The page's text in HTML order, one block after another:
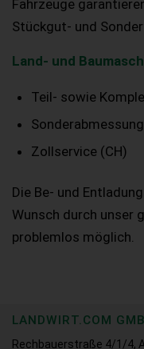
Fahrzeuge
Stückgut- und
Land- und
Teil- sowie
Zollservice (CH)
Die Be- und
Wunsch durch unser
problemlos möglich.
LANDWIRT.COM
Rechbauerstraße 4/1/4,